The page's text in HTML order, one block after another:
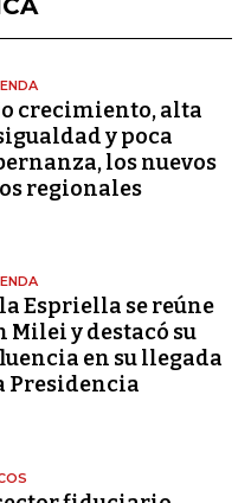
crecimiento, alta
y poca
los nuevos
regionales
Espriella se reúne
Milei y destacó su
en su llegada
Presidencia